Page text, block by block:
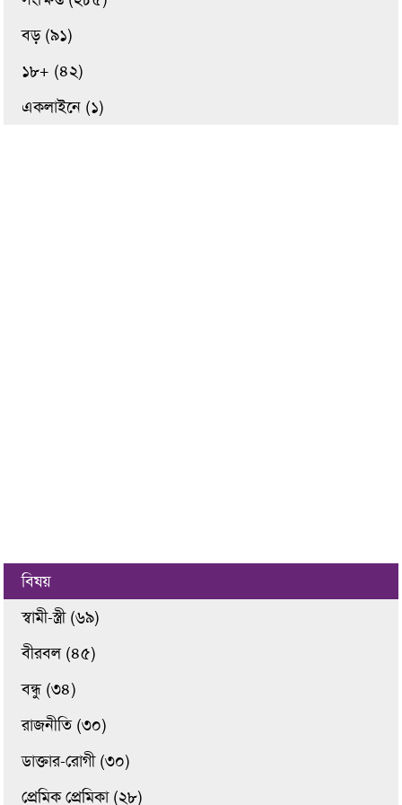
বড় (৯১)
১৮+ (৪২)
একলাইনে (১)
বিষয়
স্বামী-স্ত্রী (৬৯)
বীরবল (৪৫)
বন্ধু (৩৪)
রাজনীতি (৩০)
ডাক্তার-রোগী (৩০)
প্রেমিক প্রেমিকা (২৮)